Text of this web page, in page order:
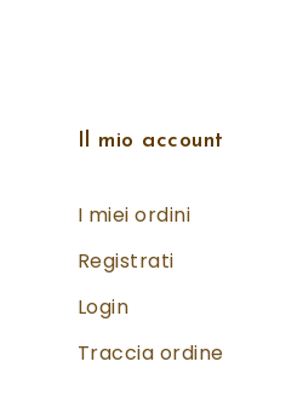
Il mio account
I miei ordini
Registrati
Login
Traccia ordine